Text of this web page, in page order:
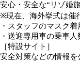
安心・安全な“リゾ婚
※現在、海外挙式は催
・スタッフのマスク
・送迎専用車の乗車
［特設サイト］
安全対策などの情報を